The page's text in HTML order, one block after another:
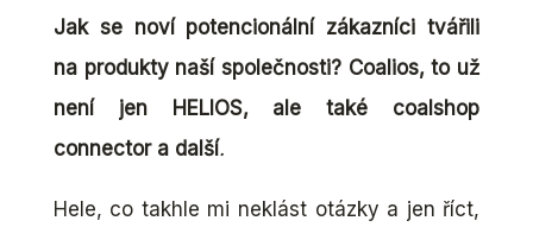
Jak se noví potencionální zákazníci tvářili
na produkty naší společnosti? Coalios, to už
není jen HELIOS, ale také coalshop
connector a další.
Hele, co takhle mi neklást otázky a jen říct,